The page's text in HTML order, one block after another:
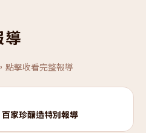
點擊收看完整報導
家珍釀造特別報導